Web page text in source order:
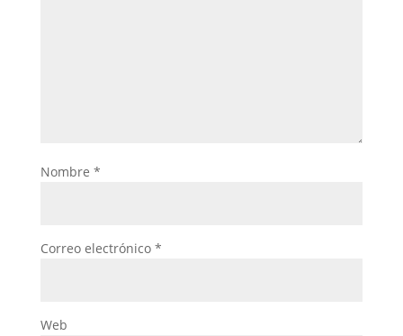
Nombre *
Correo electrónico *
Web